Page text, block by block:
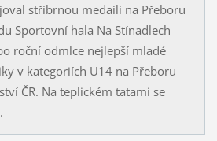
stříbrnou medaili na Přeboru
Sportovní hala Na Stínadlech
roční odmlce nejlepší mladé
v kategoriích U14 na Přeboru
ČR. Na teplickém tatami se